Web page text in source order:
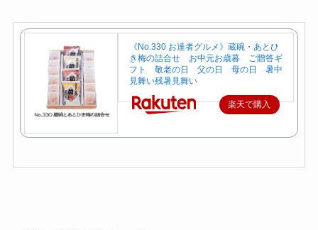
《No.330 お達者グルメ》蔵碗・あとひ
き梅の詰合せ お中元お歳暮 ご贈答ギ
フト 敬老の日 父の日 母の日 暑中
見舞い残暑見舞い
楽天で購入